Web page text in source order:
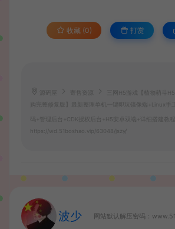
收藏 (0) 打赏
寄售资源
三网H5游戏【植物萌斗
购完整修复版】最新整理单机一键即玩镜像端+Linux手
码+管理后台+CDK授权后台+H5安卓双端+详细搭建教程
https://wd.51boshao.vip/63048/jszy/
波少 网站默认解压密码：